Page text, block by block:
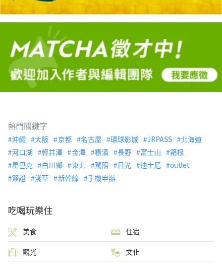
熱門關鍵字
沖繩 大阪 京都 名古屋 環球影城 JRPASS
北海道
河口湖
輕井澤 金澤 橫濱 長野 富士山
箱根
星巴克
白川鄉 東北 駕照 日光 迪士尼
outlet
簽證
淺草 新幹線 手機申辦
吃喝玩樂住
美食 住宿
觀光 文化